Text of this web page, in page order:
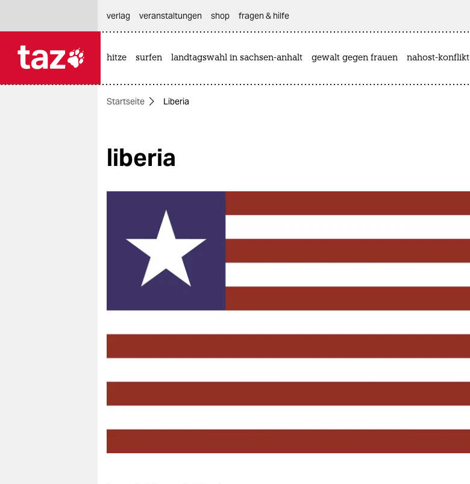
themen
öko
gesellschaft
sport
verlag
veranstaltungen shop fragen & hilfe
hitze surfen landtagswahl in sachsen-anhalt gewalt gegen frauen nahost-konflikt
Startseite Liberia
liberia